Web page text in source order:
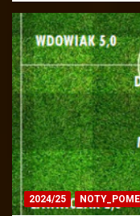
2024/25